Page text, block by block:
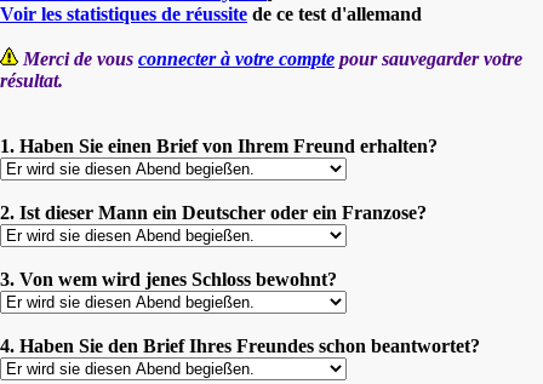
Voir les statistiques de réussite de ce test d'allemand
Merci de vous connecter à votre compte pour sauvegarder votre
résultat.
1. Haben Sie einen Brief von Ihrem Freund erhalten?
2. Ist dieser Mann ein Deutscher oder ein Franzose?
3. Von wem wird jenes Schloss bewohnt?
4. Haben Sie den Brief Ihres Freundes schon beantwortet?